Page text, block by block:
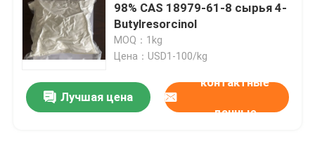
Продукты
98% CAS 18979-61-8 сырья 4-
Butylresorcinol
MOQ：1kg
Цена：USD1-100/kg
Лучшая цена
контактные
данные